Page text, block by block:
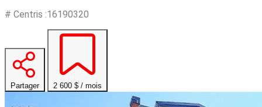
# Centris :16190320
Partager 2 600 $ / mois